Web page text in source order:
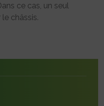
ce cas, un seul
châssis.